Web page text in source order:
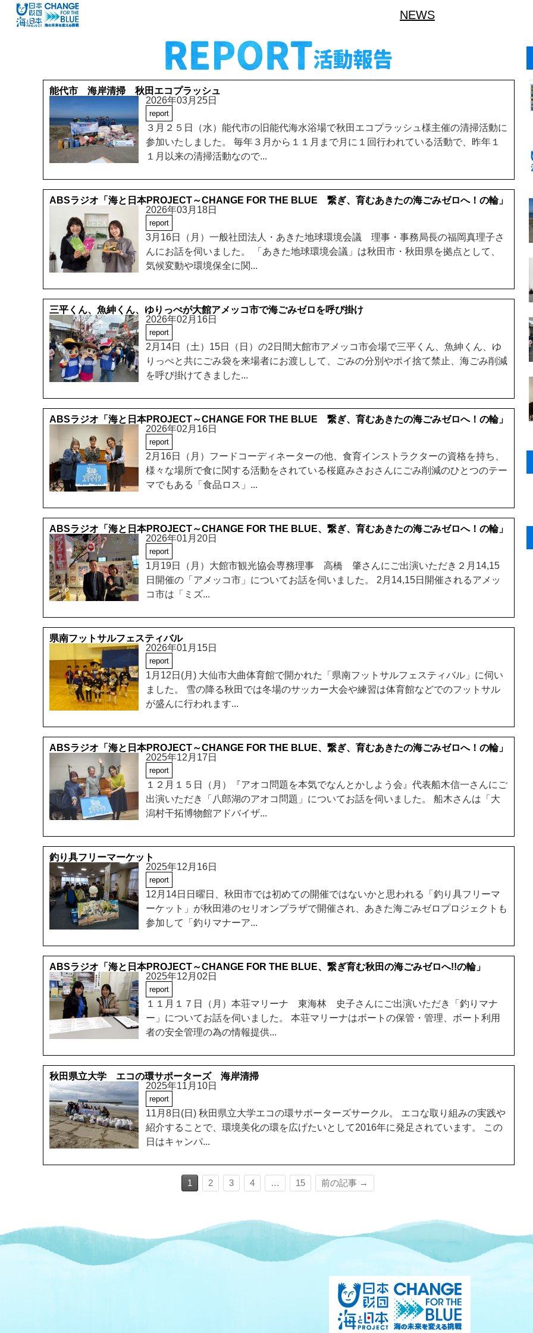
NEWS
能代市 海岸清掃 秋田エコプラッシュ
2026年03月25日
report
３月２５日（水）能代市の旧能代海水浴場で秋田エコプラッシュ様主催の清掃活動に
参加いたしました。 毎年３月から１１月まで月に１回行われている活動で、昨年１
１月以来の清掃活動なので...
ABSラジオ「海と日本PROJECT～CHANGE FOR THE BLUE 繋ぎ、育むあきたの海ごみゼロへ！の輪」
2026年03月18日
report
3月16日（月）一般社団法人・あきた地球環境会議 理事・事務局長の福岡真理子さ
んにお話を伺いました。 「あきた地球環境会議」は秋田市・秋田県を拠点として、
気候変動や環境保全に関...
三平くん、魚紳くん、ゆりっぺが大館アメッコ市で海ごみゼロを呼び掛け
2026年02月16日
report
2月14日（土）15日（日）の2日間大館市アメッコ市会場で三平くん、魚紳くん、ゆ
りっぺと共にごみ袋を来場者にお渡しして、ごみの分別やポイ捨て禁止、海ごみ削減
を呼び掛けてきました...
ABSラジオ「海と日本PROJECT～CHANGE FOR THE BLUE 繋ぎ、育むあきたの海ごみゼロへ！の輪」
2026年02月16日
report
2月16日（月）フードコーディネーターの他、食育インストラクターの資格を持ち、
様々な場所で食に関する活動をされている桜庭みさおさんにごみ削減のひとつのテー
マでもある「食品ロス」...
ABSラジオ「海と日本PROJECT～CHANGE FOR THE BLUE、繋ぎ、育むあきたの海ごみゼロへ！の輪」
2026年01月20日
report
1月19日（月）大館市観光協会専務理事 高橋 肇さんにご出演いただき２月14,15
日開催の「アメッコ市」についてお話を伺いました。 2月14,15日開催されるアメッ
コ市は「ミズ...
県南フットサルフェスティバル
2026年01月15日
report
1月12日(月) 大仙市大曲体育館で開かれた「県南フットサルフェスティバル」に伺い
ました。 雪の降る秋田では冬場のサッカー大会や練習は体育館などでのフットサル
が盛んに行われます...
ABSラジオ「海と日本PROJECT～CHANGE FOR THE BLUE、繋ぎ、育むあきたの海ごみゼロへ！の輪」
2025年12月17日
report
１２月１５日（月）『アオコ問題を本気でなんとかしよう会』代表船木信一さんにご
出演いただき「八郎湖のアオコ問題」についてお話を伺いました。 船木さんは「大
潟村干拓博物館アドバイザ...
釣り具フリーマーケット
2025年12月16日
report
12月14日日曜日、秋田市では初めての開催ではないかと思われる「釣り具フリーマ
ーケット」が秋田港のセリオンプラザで開催され、あきた海ごみゼロプロジェクトも
参加して「釣りマナーア...
ABSラジオ「海と日本PROJECT～CHANGE FOR THE BLUE、繋ぎ育む秋田の海ごみゼロへ!!の輪」
2025年12月02日
report
１１月１７日（月）本荘マリーナ 東海林 史子さんにご出演いただき「釣りマナ
ー」についてお話を伺いました。 本荘マリーナはボートの保管・管理、ボート利用
者の安全管理の為の情報提供...
秋田県立大学 エコの環サポーターズ 海岸清掃
2025年11月10日
report
11月8日(日) 秋田県立大学エコの環サポーターズサークル。 エコな取り組みの実践や
紹介することで、環境美化の環を広げたいとして2016年に発足されています。 この
日はキャンパ...
1 2 3 4 … 15 前の記事 →